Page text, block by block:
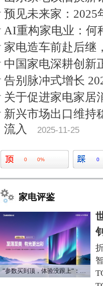
预见未来家：2025
AI重构家电业：何
家电造车前赴后继
中国家电深耕创新
告别脉冲式增长
关于促进家电家居
新兴市场出口维持
流入
2025-11-25
0 0% 0
家电评鉴
“参数买到顶，体验没跟上“：长虹追光Q70S给高端电视打了个样
钊